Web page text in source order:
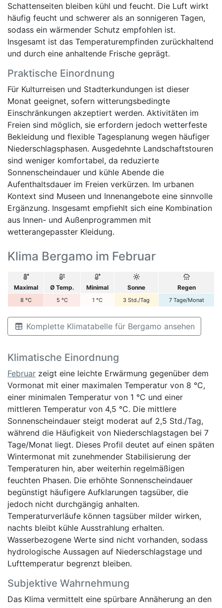
Schattenseiten bleiben kühl und feucht. Die Luft wirkt
häufig feucht und schwerer als an sonnigeren Tagen,
sodass ein wärmender Schutz empfohlen ist.
Insgesamt ist das Temperaturempfinden zurückhaltend
und durch eine anhaltende Frische geprägt.
Praktische Einordnung
Für Kulturreisen und Stadterkundungen ist dieser
Monat geeignet, sofern witterungsbedingte
Einschränkungen akzeptiert werden. Aktivitäten im
Freien sind möglich, sie erfordern jedoch wetterfeste
Bekleidung und flexible Tagesplanung wegen häufiger
Niederschlagsphasen. Ausgedehnte Landschaftstouren
sind weniger komfortabel, da reduzierte
Sonnenscheindauer und kühle Abende die
Aufenthaltsdauer im Freien verkürzen. Im urbanen
Kontext sind Museen und Innenangebote eine sinnvolle
Ergänzung. Insgesamt empfiehlt sich eine Kombination
aus Innen- und Außenprogrammen mit
wetterangepasster Kleidung.
Klima Bergamo im Februar
Maximal Ø Temp. Minimal Sonne Regen
8 °C 5 °C 1 °C 3 Std./Tag 7 Tage/Monat
Komplette Klimatabelle für Bergamo ansehen
Klimatische Einordnung
Februar zeigt eine leichte Erwärmung gegenüber dem
Vormonat mit einer maximalen Temperatur von 8 °C,
einer minimalen Temperatur von 1 °C und einer
mittleren Temperatur von 4,5 °C. Die mittlere
Sonnenscheindauer steigt moderat auf 2,5 Std./Tag,
während die Häufigkeit von Niederschlagstagen bei 7
Tage/Monat liegt. Dieses Profil deutet auf einen späten
Wintermonat mit zunehmender Stabilisierung der
Temperaturen hin, aber weiterhin regelmäßigen
feuchten Phasen. Die erhöhte Sonnenscheindauer
begünstigt häufigere Aufklarungen tagsüber, die
jedoch nicht durchgängig anhalten.
Temperaturverläufe können tagsüber milder wirken,
nachts bleibt kühle Ausstrahlung erhalten.
Wasserbezogene Werte sind nicht vorhanden, sodass
hydrologische Aussagen auf Niederschlagstage und
Lufttemperatur begrenzt bleiben.
Subjektive Wahrnehmung
Das Klima vermittelt eine spürbare Annäherung an den